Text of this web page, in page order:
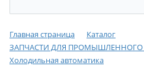
Главная страница
Каталог
ЗАПЧАСТИ ДЛЯ
Холодильная автоматика